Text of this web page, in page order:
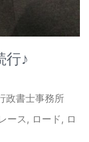
行♪
政書士事務所
ース , ロード , ロ